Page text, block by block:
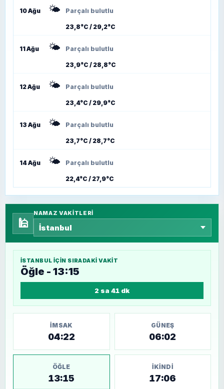
10 Ağu 🌤️ Parçalı bulutlu
23,8°C / 29,2°C
11 Ağu 🌤️ Parçalı bulutlu
23,9°C / 28,8°C
12 Ağu 🌤️ Parçalı bulutlu
23,4°C / 29,9°C
13 Ağu 🌤️ Parçalı bulutlu
23,7°C / 28,7°C
14 Ağu 🌤️ Parçalı bulutlu
22,4°C / 27,9°C
🕌
NAMAZ VAKITLERI
İSTANBUL IÇIN SIRADAKI VAKIT
Öğle - 13:15
2 sa 41 dk
İMSAK
04:22
GÜNEŞ
06:02
ÖĞLE
13:15
İKINDI
17:06